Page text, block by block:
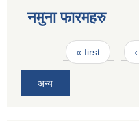
नमुना फारमहरु
Pages« first
अन्य